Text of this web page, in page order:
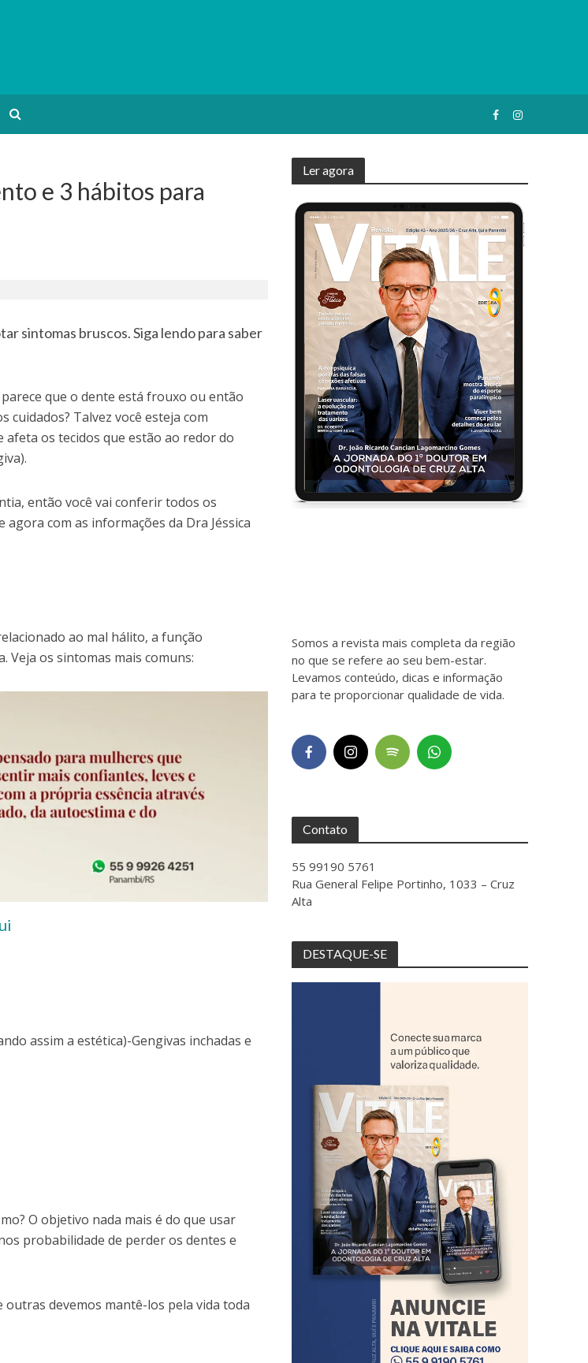
e 3 hábitos para
sintomas bruscos. Siga lendo para saber
parece que o dente está frouxo ou então
cuidados? Talvez você esteja com
os tecidos que estão ao redor do
então você vai conferir todos os
com as informações da Dra Jéssica
ao mal hálito, a função
Veja os sintomas mais comuns:
assim a estética)-Gengivas inchadas e
O objetivo nada mais é do que usar
probabilidade de perder os dentes e
outras devemos mantê-los pela vida toda
Ler agora
Somos a revista mais completa da região
no que se refere ao seu bem-estar.
Levamos conteúdo, dicas e informação
para te proporcionar qualidade de vida.
Contato
55 99190 5761
Rua General Felipe Portinho, 1033 – Cruz
Alta
DESTAQUE-SE